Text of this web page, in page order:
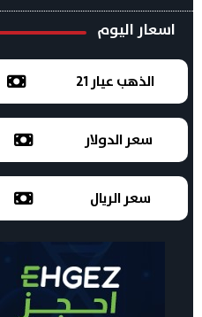
اسعار اليوم
الذهب عيار 21
سعر الدولار
سعر الريال